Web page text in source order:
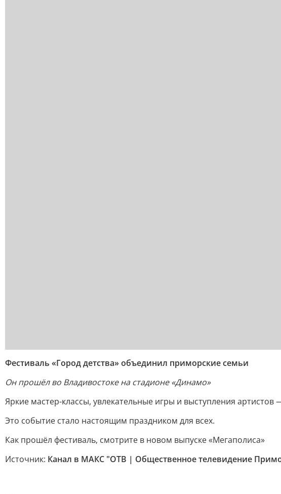
Фестиваль «Город детства» объединил приморские семьи
Он прошёл во Владивостоке на стадионе «Динамо»
Яркие мастер-классы, увлекательные игры и выступления
Это событие стало настоящим праздником для всех.
Как прошёл фестиваль, смотрите в новом выпуске «Мегаполиса»
Источник: Канал в МАКС "ОТВ | Общественное телевидение